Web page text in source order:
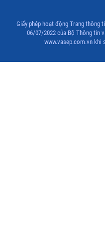
Giấy phép hoạt động Trang thông
06/07/2022 của Bộ Thông tin
www.vasep.com.vn khi